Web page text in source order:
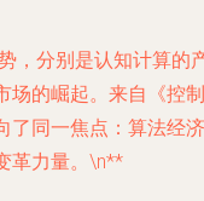
，分别是认知计算的
场的崛起。来自《控制
同一焦点： 算法经济
革力量。\n**